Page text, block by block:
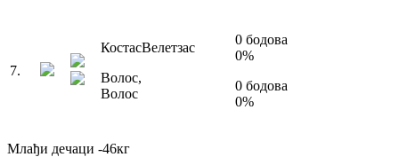
7.
КостасВелетзас
Волос,
Волос
0 бодова
0%
0 бодова
0%
Млађи дечаци -46кг